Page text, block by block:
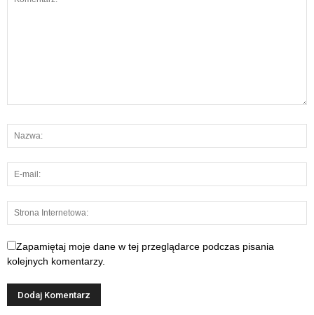
Zapamiętaj moje dane w tej przeglądarce podczas pisania
kolejnych komentarzy.